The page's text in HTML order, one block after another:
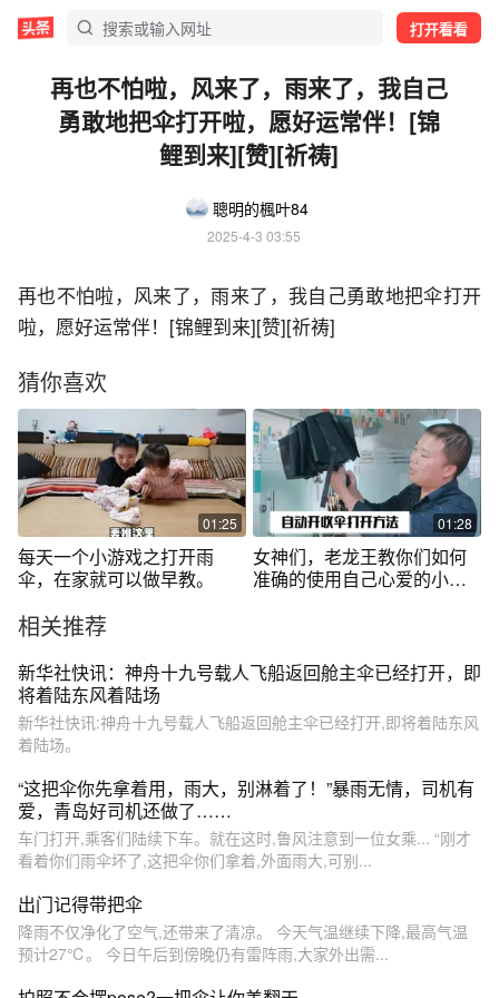
打开看看
再也不怕啦，风来了，雨来了，我自己
勇敢地把伞打开啦，愿好运常伴！[锦
鲤到来][赞][祈祷]
聰明的楓叶84
2025-4-3 03:55
再也不怕啦，风来了，雨来了，我自己勇敢地把伞打开
啦，愿好运常伴！[锦鲤到来][赞][祈祷]
猜你喜欢
01:25
每天一个小游戏之打开雨
伞，在家就可以做早教。
01:28
女神们，老龙王教你们如何
准确的使用自己心爱的小
相关推荐
新华社快讯：神舟十九号载人飞船返回舱主伞已经打开，即
将着陆东风着陆场
新华社快讯:神舟十九号载人飞船返回舱主伞已经打开,即将着陆东风
着陆场。
“这把伞你先拿着用，雨大，别淋着了！”暴雨无情，司机有
爱，青岛好司机还做了……
车门打开,乘客们陆续下车。就在这时,鲁风注意到一位女乘... “刚才
看着你们雨伞坏了,这把伞你们拿着,外面雨大,可别...
出门记得带把伞
降雨不仅净化了空气,还带来了清凉。 今天气温继续下降,最高气温
预计27℃。 今日午后到傍晚仍有雷阵雨,大家外出需...